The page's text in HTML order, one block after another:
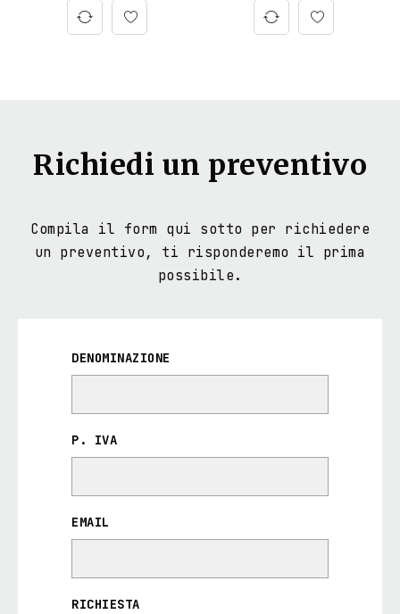
Richiedi un preventivo
Compila il form qui sotto per richiedere
un preventivo, ti risponderemo il prima
possibile.
DENOMINAZIONE
P. IVA
EMAIL
RICHIESTA